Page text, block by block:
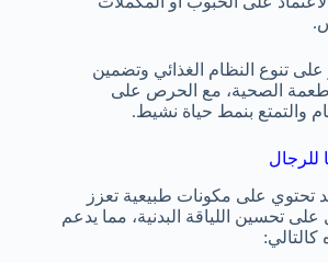
تنوع النظام الغذائي وتضمين
الصحية، مع الحرص على
والتمتع بنمط حياة نشيط.
للرجال
تحتوي على مكونات طبيعية تعزز
تحسين اللياقة البدنية، مما يدعم